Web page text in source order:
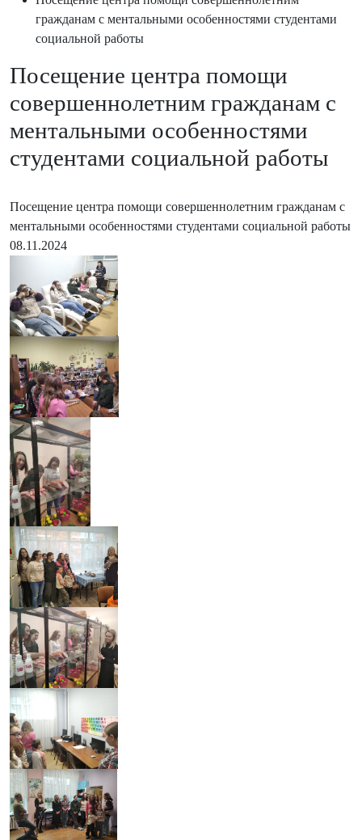
гражданам с ментальными особенностями студентами
социальной работы
Посещение центра помощи
совершеннолетним гражданам с
ментальными особенностями
студентами социальной работы
Посещение центра помощи совершеннолетним гражданам с
ментальными особенностями студентами социальной работы
08.11.2024